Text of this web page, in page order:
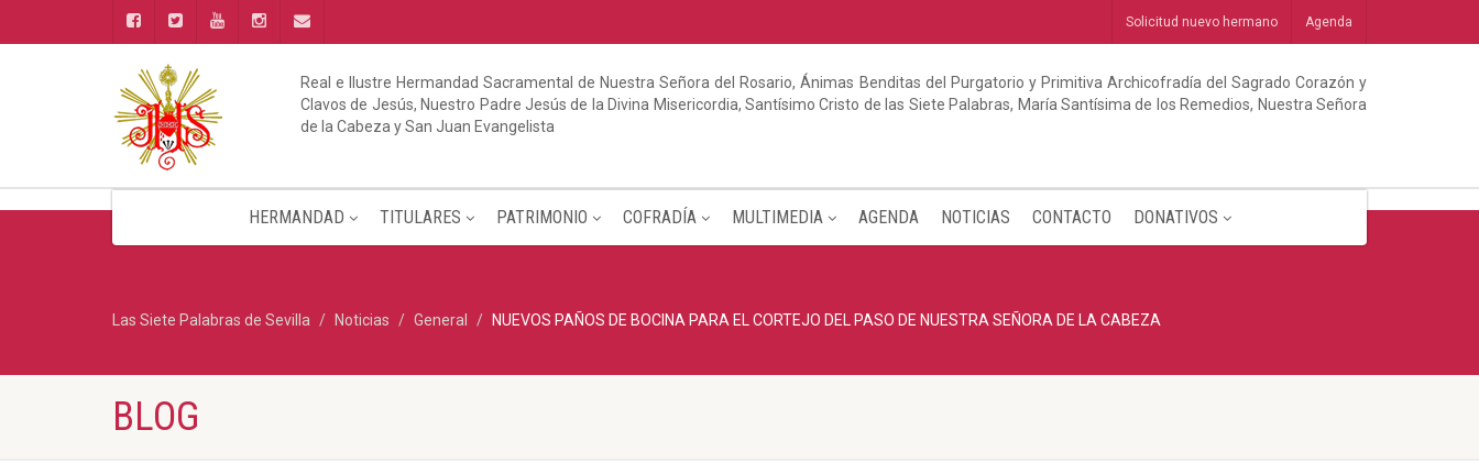
Solicitud nuevo hermano Agenda
Real e Ilustre Hermandad Sacramental de Nuestra Señora del Rosario, Ánimas Benditas del Purgatorio y Primitiva Archicofradía del Sagrado Corazón y
Clavos de Jesús, Nuestro Padre Jesús de la Divina Misericordia, Santísimo Cristo de las Siete Palabras, María Santísima de los Remedios, Nuestra Señora
de la Cabeza y San Juan Evangelista
HERMANDAD TITULARES PATRIMONIO COFRADÍA MULTIMEDIA AGENDA NOTICIAS CONTACTO DONATIVOS
Las Siete Palabras de Sevilla Noticias General NUEVOS PAÑOS DE BOCINA PARA EL CORTEJO DEL PASO DE NUESTRA SEÑORA DE LA CABEZA
BLOG